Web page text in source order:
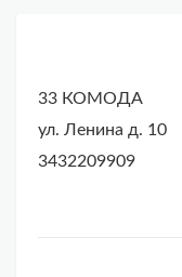
33 КОМОДА
ул. Ленина д. 10
3432209909